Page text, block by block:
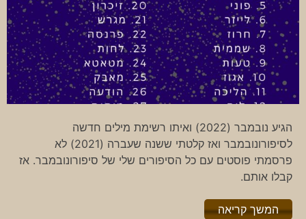
הגיע נובמבר (2022) ואיתו רשימת מילים חדשה
לסיפורונובמבר ואז קלטתי ששנה שעברה (2021) לא
פרסמתי פוסטים עם כל הסיפורים שלי של סיפורונובמבר. אז
קבלו אותם.
המשך קריאה"%s"